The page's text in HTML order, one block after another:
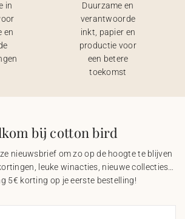
in
en
Duurzame en
verantwoorde
inkt, papier en
productie voor
een betere
toekomst
bij cotton bird
nieuwsbrief om zo op de hoogte te blijven
leuke winacties, nieuwe collecties…
5€ korting op je eerste bestelling!